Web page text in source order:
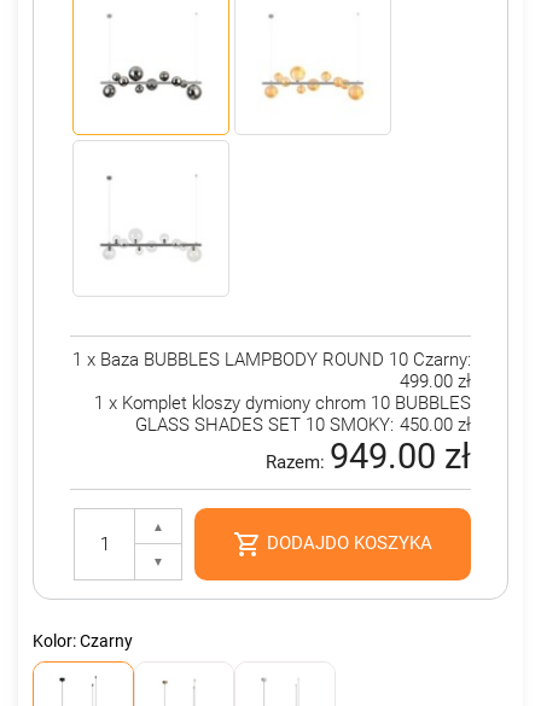
1 x Baza BUBBLES LAMPBODY ROUND 10 Czarny:
499.00 zł
1 x Komplet kloszy dymiony chrom 10 BUBBLES
GLASS SHADES SET 10 SMOKY: 450.00 zł
Razem: 949.00 zł
▲
▼
 DODAJDO KOSZYKA
Kolor: Czarny